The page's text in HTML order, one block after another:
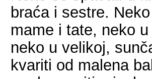
braća i sestre.
mame i tate, neko
neko u velikoj,
kvariti od malena